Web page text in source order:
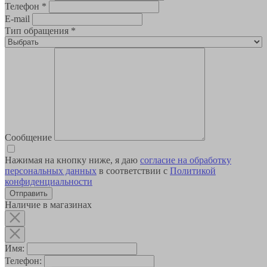
Телефон *
E-mail
Тип обращения *
Сообщение
Нажимая на кнопку ниже, я даю согласие на обработку
персональных данных в соответствии с Политикой
конфиденциальности
Наличие в магазинах
Имя:
Телефон: